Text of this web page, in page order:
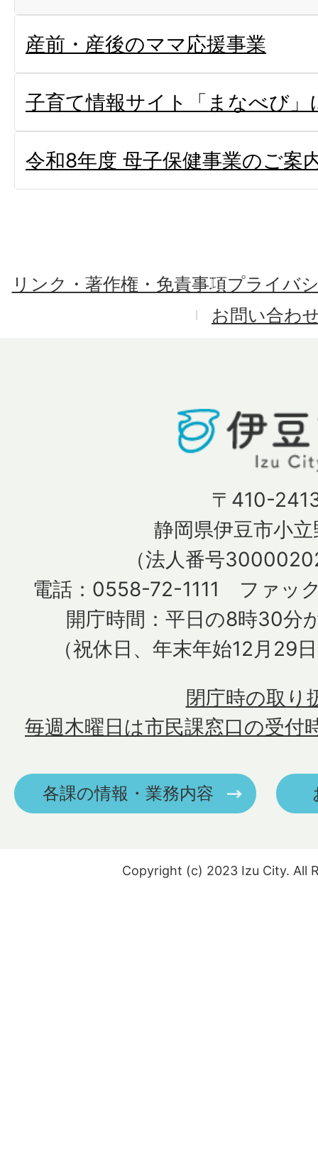
産前・産後のママ応援事業
子育て情報サイト「まなべび
令和8年度 母子保健事業のご案
リンク・著作権・免責事項プライバ
お問い合わ
〒410-
静岡県伊豆市小
（法人番号
電話：0558-72-1111 ファッ
開庁時間：平日の8時30分
（祝休日、年末年始12月29
毎週木曜日は市民課窓口の受付
閉庁時の取り
各課の情報・業務内容
Copyright (c) 2023 Izu City. All